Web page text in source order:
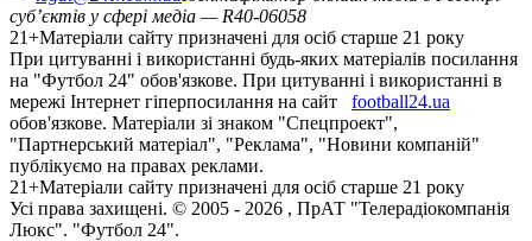
суб’єктів у сфері медіа — R40-06058
21+Матеріали сайту призначені для осіб старше 21 року
При цитуванні і використанні будь-яких матеріалів посилання
на "Футбол 24" обов'язкове. При цитуванні і використанні в
мережі Інтернет гіперпосилання на сайт
football24.ua
обов'язкове. Матеріали зі знаком "Спецпроект",
"Партнерський матеріал", "Реклама", "Новини компаній"
публікуємо на правах реклами.
21+Матеріали сайту призначені для осіб старше 21 року
Усi права захищенi. © 2005 - 2026 , ПрАТ "Телерадіокомпанія
Люкс". "Футбол 24".